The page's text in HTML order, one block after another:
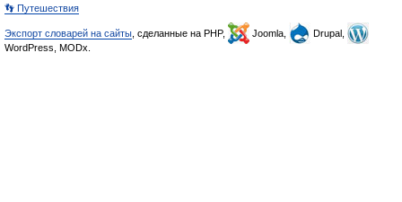
👣 Путешествия
Экспорт словарей на сайты , сделанные на PHP, Joomla,
Drupal,
WordPress, MODx.